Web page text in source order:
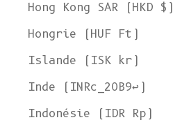
Hong Kong SAR (HKD $)
Hongrie (HUF Ft)
Islande (ISK kr)
Inde (INRc_20B9↩)
Indonésie (IDR Rp)